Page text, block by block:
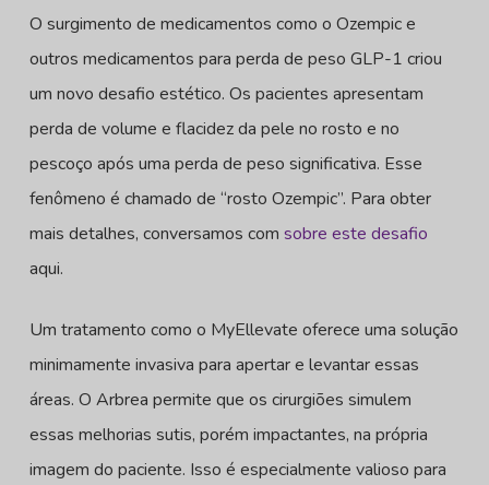
O surgimento de medicamentos como o Ozempic e
outros medicamentos para perda de peso GLP-1 criou
um novo desafio estético. Os pacientes apresentam
perda de volume e flacidez da pele no rosto e no
pescoço após uma perda de peso significativa. Esse
fenômeno é chamado de “rosto Ozempic”. Para obter
mais detalhes, conversamos com sobre este desafio
aqui.
Um tratamento como o MyEllevate oferece uma solução
minimamente invasiva para apertar e levantar essas
áreas. O Arbrea permite que os cirurgiões simulem
essas melhorias sutis, porém impactantes, na própria
imagem do paciente. Isso é especialmente valioso para